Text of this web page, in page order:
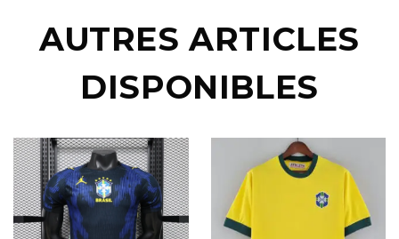
AUTRES ARTICLES
DISPONIBLES